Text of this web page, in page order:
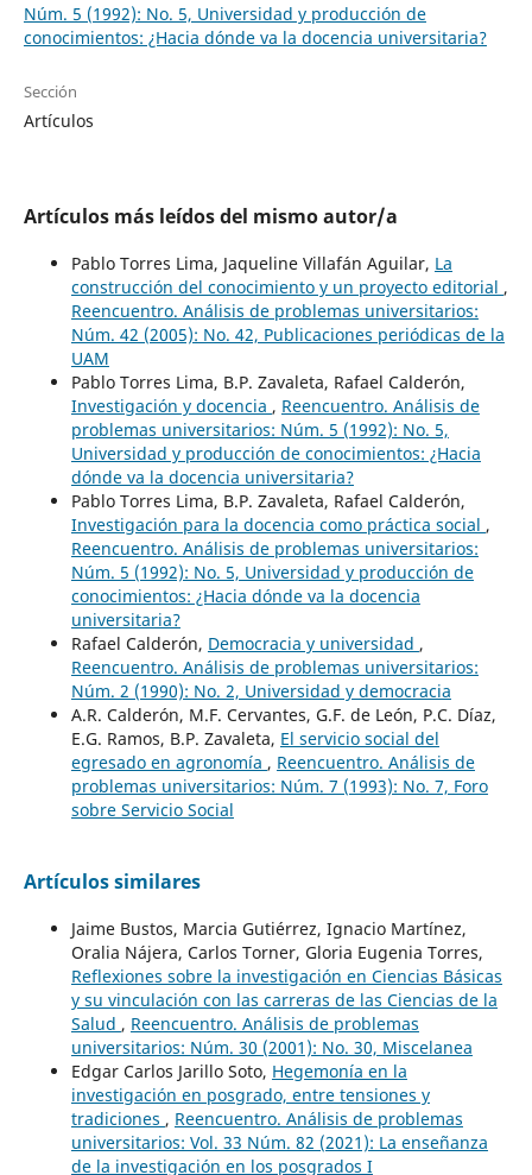
Núm. 5 (1992): No. 5, Universidad y producción de
conocimientos: ¿Hacia dónde va la docencia universitaria?
Sección
Artículos
Artículos más leídos del mismo autor/a
Pablo Torres Lima, Jaqueline Villafán Aguilar, La
construcción del conocimiento y un proyecto editorial ,
Reencuentro. Análisis de problemas universitarios:
Núm. 42 (2005): No. 42, Publicaciones periódicas de la
UAM
Pablo Torres Lima, B.P. Zavaleta, Rafael Calderón,
Investigación y docencia , Reencuentro. Análisis de
problemas universitarios: Núm. 5 (1992): No. 5,
Universidad y producción de conocimientos: ¿Hacia
dónde va la docencia universitaria?
Pablo Torres Lima, B.P. Zavaleta, Rafael Calderón,
Investigación para la docencia como práctica social ,
Reencuentro. Análisis de problemas universitarios:
Núm. 5 (1992): No. 5, Universidad y producción de
conocimientos: ¿Hacia dónde va la docencia
universitaria?
Rafael Calderón, Democracia y universidad ,
Reencuentro. Análisis de problemas universitarios:
Núm. 2 (1990): No. 2, Universidad y democracia
A.R. Calderón, M.F. Cervantes, G.F. de León, P.C. Díaz,
E.G. Ramos, B.P. Zavaleta, El servicio social del
egresado en agronomía , Reencuentro. Análisis de
problemas universitarios: Núm. 7 (1993): No. 7, Foro
sobre Servicio Social
Artículos similares
Jaime Bustos, Marcia Gutiérrez, Ignacio Martínez,
Oralia Nájera, Carlos Torner, Gloria Eugenia Torres,
Reflexiones sobre la investigación en Ciencias Básicas
y su vinculación con las carreras de las Ciencias de la
Salud , Reencuentro. Análisis de problemas
universitarios: Núm. 30 (2001): No. 30, Miscelanea
Edgar Carlos Jarillo Soto, Hegemonía en la
investigación en posgrado, entre tensiones y
tradiciones , Reencuentro. Análisis de problemas
universitarios: Vol. 33 Núm. 82 (2021): La enseñanza
de la investigación en los posgrados I